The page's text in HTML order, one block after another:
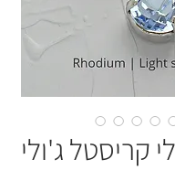
קריסטל ג'ולי